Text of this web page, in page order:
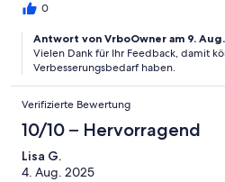
0
Antwort von VrboOwner am 9.
Vielen Dank für Ihr Feedback, damit
Verbesserungsbedarf haben.
Verifizierte Bewertung
10/10 – Hervorragend
Lisa G.
4. Aug. 2025